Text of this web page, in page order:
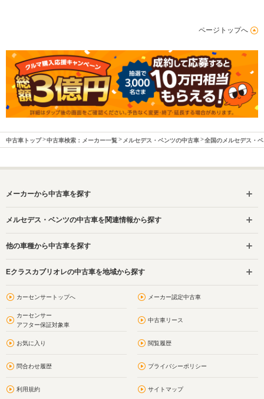
ページトップへ
中古車トップ 中古車検索：メーカー一覧 メルセデス・ベンツの中古車 全国のメルセデス・
メーカーから中古車を探す
メルセデス・ベンツの中古車を関連情報から探す
他の車種から中古車を探す
Eクラスカブリオレの中古車を地域から探す
カーセンサートップへ メーカー認定中古車
カーセンサー
アフター保証対象車
中古車リース
お気に入り 閲覧履歴
問合わせ履歴 プライバシーポリシー
利用規約 サイトマップ